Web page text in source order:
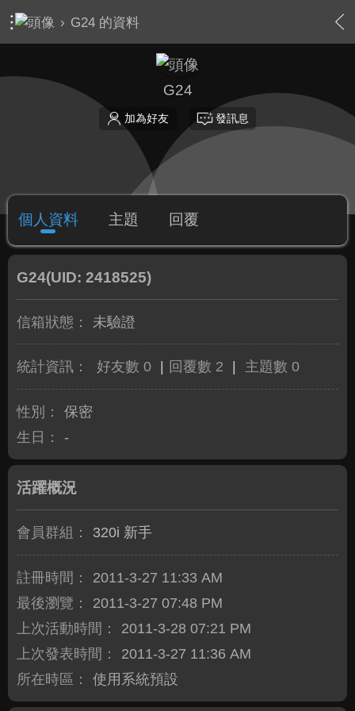
› G24 的資料
G24
加為好友 發訊息
個人資料 主題 回覆
G24(UID: 2418525)
信箱狀態： 未驗證
統計資訊： 好友數 0 回覆數 2 主題數 0
性別：
保密
生日：
-
活躍概況
會員群組： 320i 新手
註冊時間：
2011-3-27 11:33 AM
最後瀏覽：
2011-3-27 07:48 PM
上次活動時間：
2011-3-28 07:21 PM
上次發表時間：
2011-3-27 11:36 AM
所在時區：
使用系統預設